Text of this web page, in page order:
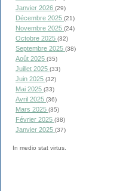
Janvier 2026 (29)
Décembre 2025 (21)
Novembre 2025 (24)
Octobre 2025 (32)
Septembre 2025 (38)
Août 2025 (35)
Juillet 2025 (33)
Juin 2025 (32)
Mai 2025 (33)
Avril 2025 (36)
Mars 2025 (35)
Février 2025 (38)
Janvier 2025 (37)
In medio stat virtus.